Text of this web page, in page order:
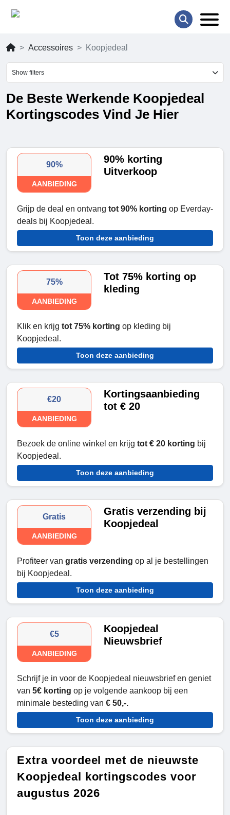
Accessoires Koopjedeal
Show filters
De Beste Werkende Koopjedeal
Kortingscodes Vind Je Hier
90%
AANBIEDING
90% korting
Uitverkoop
Grijp de deal en ontvang tot 90% korting op Everday-
deals bij Koopjedeal.
Toon deze aanbieding
75%
AANBIEDING
Tot 75% korting op
kleding
Klik en krijg tot 75% korting op kleding bij
Koopjedeal.
Toon deze aanbieding
€20
AANBIEDING
Kortingsaanbieding
tot € 20
Bezoek de online winkel en krijg tot € 20 korting bij
Koopjedeal.
Toon deze aanbieding
Gratis
AANBIEDING
Gratis verzending bij
Koopjedeal
Profiteer van gratis verzending op al je bestellingen
bij Koopjedeal.
Toon deze aanbieding
€5
AANBIEDING
Koopjedeal
Nieuwsbrief
Schrijf je in voor de Koopjedeal nieuwsbrief en geniet
van 5€ korting op je volgende aankoop bij een
minimale besteding van € 50,-.
Toon deze aanbieding
Extra voordeel met de nieuwste
Koopjedeal kortingscodes voor
augustus 2026